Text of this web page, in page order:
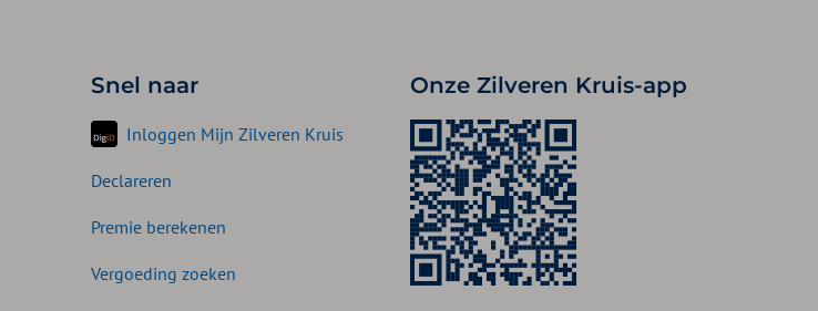
Snel naar
Inloggen Mijn Zilveren Kruis
Declareren
Premie berekenen
Vergoeding zoeken
Onze Zilveren Kruis-app